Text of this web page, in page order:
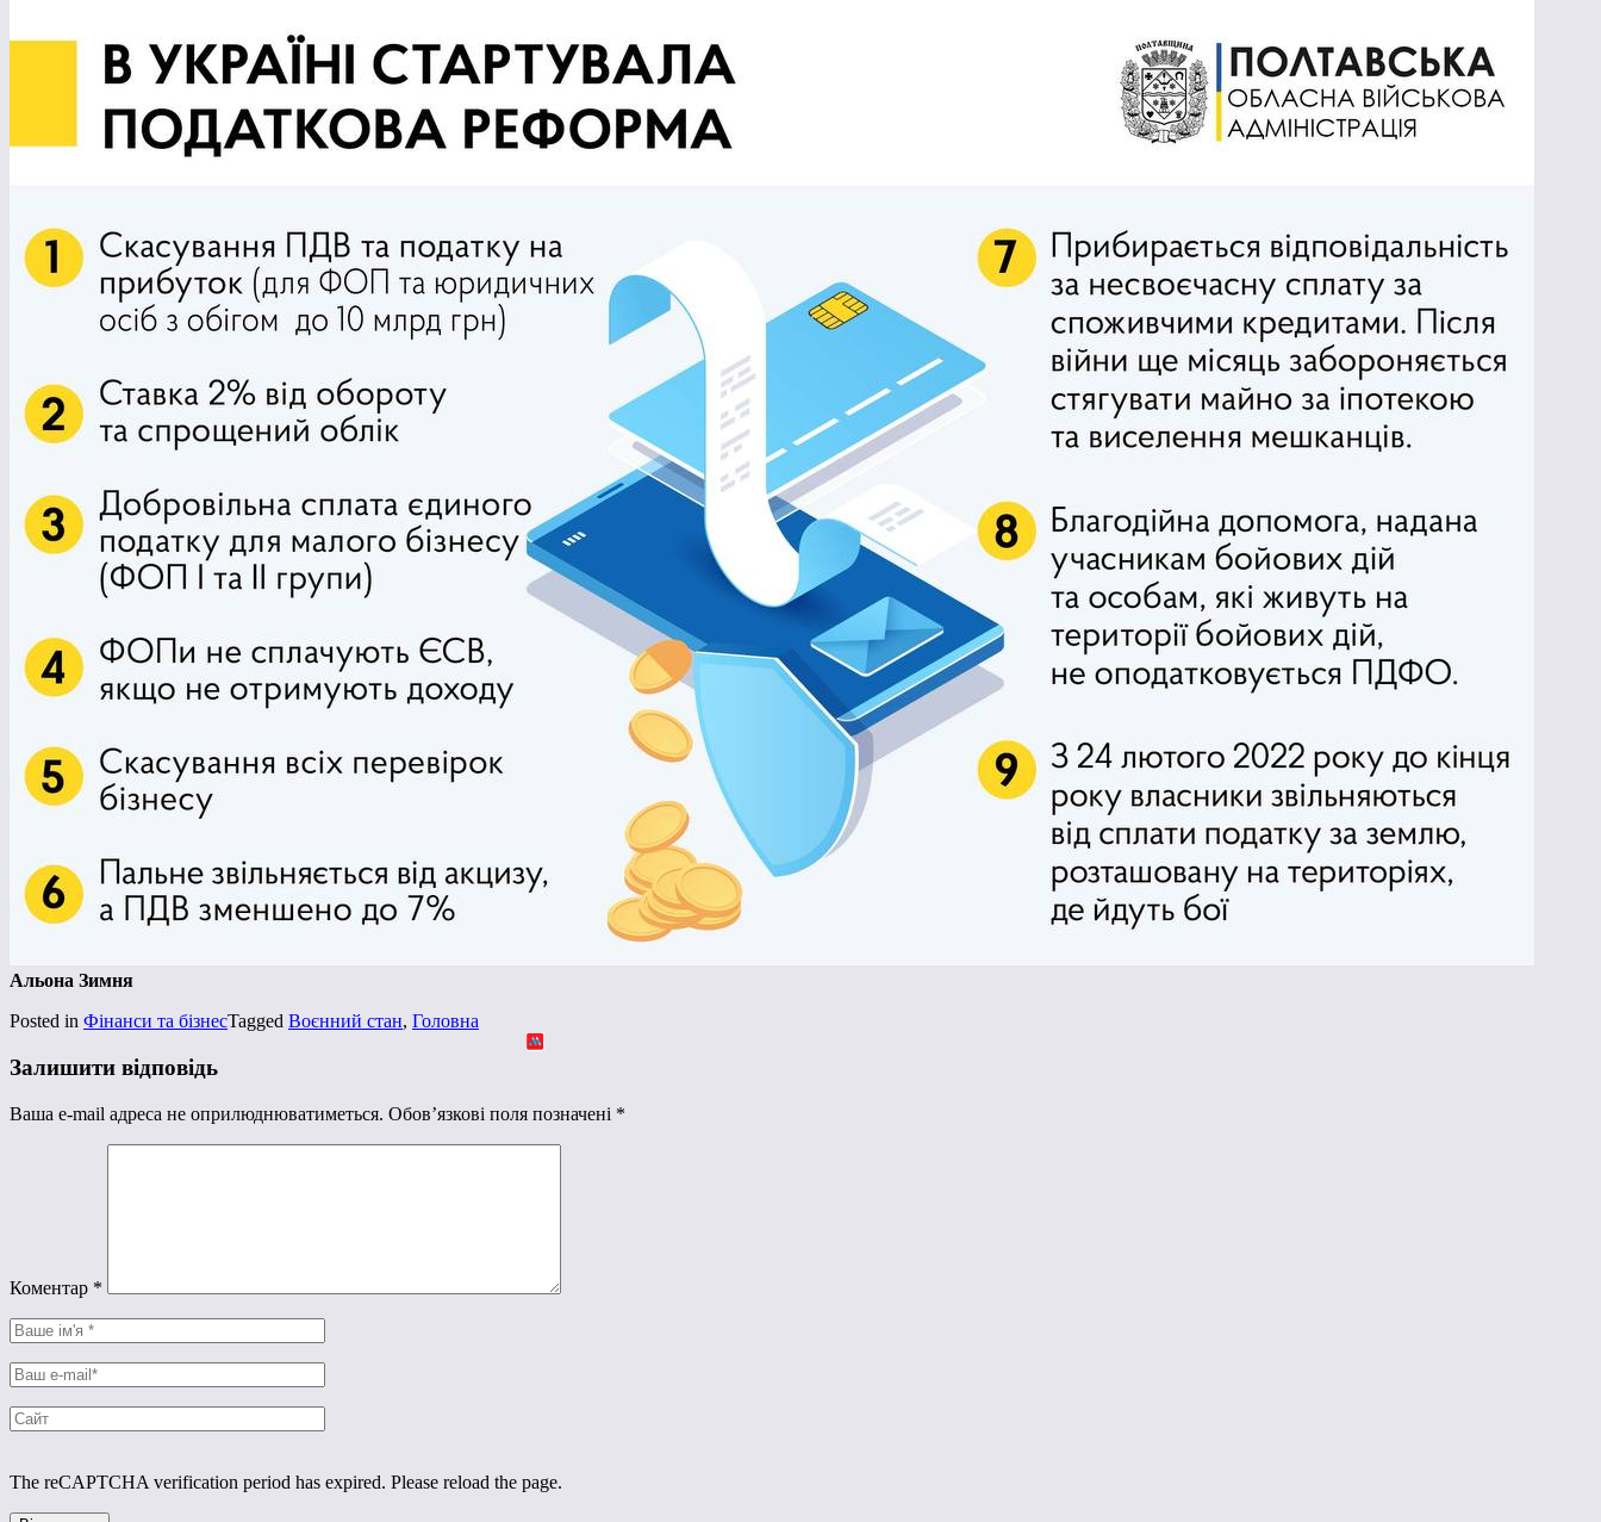
Альона Зимня
Posted in Фінанси та бізнесTagged Воєнний стан, Головна
Залишити відповідь
Ваша e-mail адреса не оприлюднюватиметься. Обов’язкові поля позначені *
Коментар *
The reCAPTCHA verification period has expired. Please reload the page.